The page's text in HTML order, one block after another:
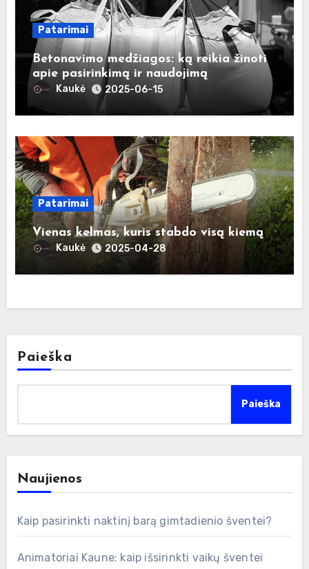
Patarimai
Betonavimo medžiagos: ką reikia žinoti
apie pasirinkimą ir naudojimą
Kaukė 2025-06-15
Patarimai
Vienas kelmas, kuris stabdo visą kiemą
Kaukė 2025-04-28
Paieška
Paieška
Naujienos
Kaip pasirinkti naktinį barą gimtadienio šventei?
Animatoriai Kaune: kaip išsirinkti vaikų šventei